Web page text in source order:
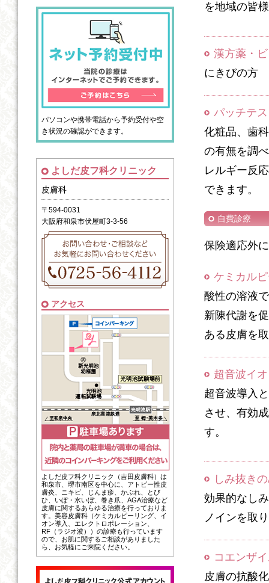
を地域の皆
漢方薬・
にきびの方
パッチテ
化粧品、歯
の有無を調
レルギー反
できます。
自費診療
保険適応外
ケミカル
酸性の溶液
新陳代謝を
ある皮膚を
超音波イ
超音波導入
させ、有効
す。
しみ抜き
効果的なし
ノインを取
コエンザ
皮膚の抗酸
パソコンや携帯電話から予約受付や空
き状況の確認ができます。
よしだ皮フ科クリニック
皮膚科
〒594-0031
大阪府和泉市伏屋町3-3-56
アクセス
よしだ皮フ科クリニック（吉田皮膚科）は
和泉市、堺市南区を中心に、アトピー性皮
膚炎、ニキビ、じんま疹、かぶれ、とび
ひ、いぼ・水いぼ、巻き爪、AGA治療など
皮膚に関するあらゆる治療を行っておりま
す。美容皮膚科（ケミカルピーリング、イ
オン導入、エレクトロポレーション、
RF（ラジオ波））の診療も行っています
ので、お肌に関するご相談がありました
ら、お気軽にご来院ください。